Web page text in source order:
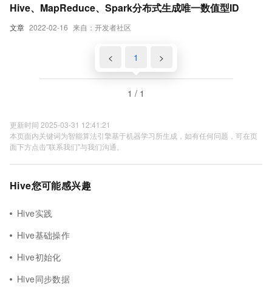
文章 2022-02-16 来自：开发者社区
Hive、MapReduce、Spark分布式生成唯一数值型ID
< 1 >
1 / 1
更新时间 2025-03-31 12:41:21
本页面内关键词为智能算法引擎基于机器学习所生成，如有任何问题，可在页
面下方点击"联系我们"与我们沟通。
Hive您可能感兴趣
Hive实践
Hive基础操作
Hive初始化
Hive同步数据